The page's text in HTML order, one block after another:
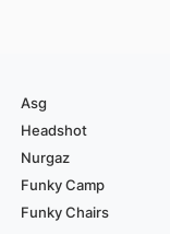
Asg
Headshot
Nurgaz
Funky Camp
Funky Chairs